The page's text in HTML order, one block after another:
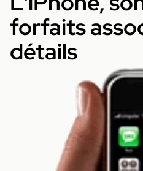
forfaits
détails